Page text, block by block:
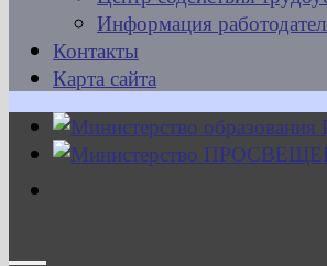
Информация
Контакты
Карта сайта